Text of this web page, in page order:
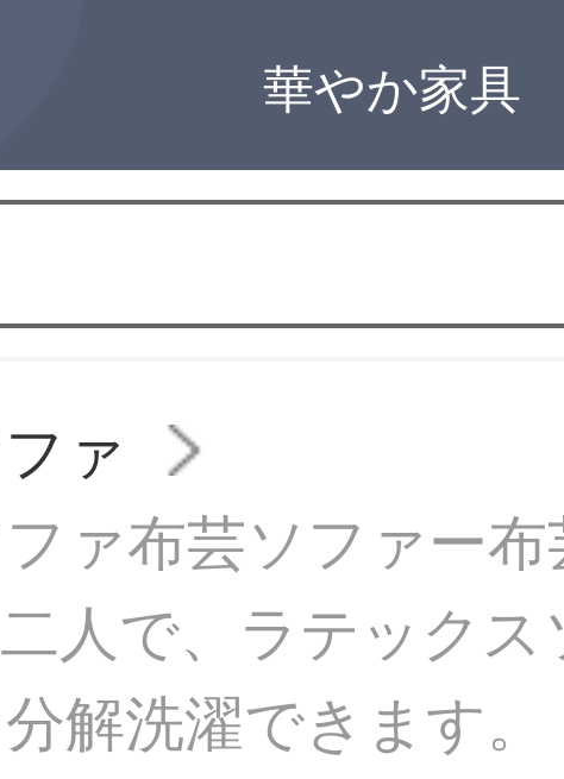
華やか家具
ァ
ァ布芸ソファー
人で、ラテック
解洗濯できます。